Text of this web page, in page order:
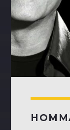
JUSTIN SAVOIE
H25
SANDRINE
A24
DOMINICK
ASHLEY